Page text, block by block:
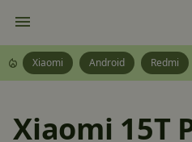
Xiaomi Android Redmi
Xiaomi 15T